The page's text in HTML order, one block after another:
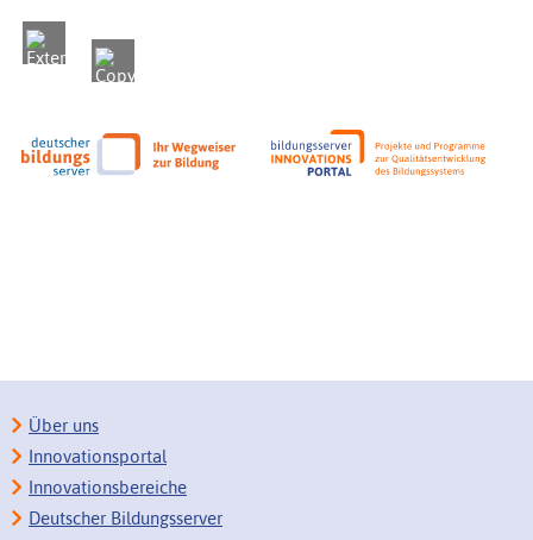
Über uns
Innovationsportal
Innovationsbereiche
Deutscher Bildungsserver